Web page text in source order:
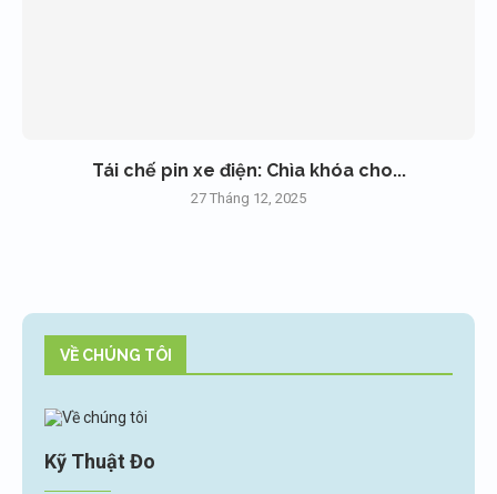
Tái chế pin xe điện: Chìa khóa cho...
27 Tháng 12, 2025
VỀ CHÚNG TÔI
Kỹ Thuật Đo